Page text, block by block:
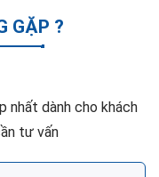
GẶP ?
nhất dành cho khách
tư vấn